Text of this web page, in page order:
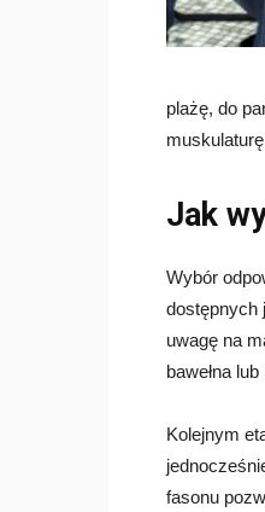
plażę, do
Jak
Wybór
dostępnych
uwagę na
bawełna
Kolejnym
fasonu